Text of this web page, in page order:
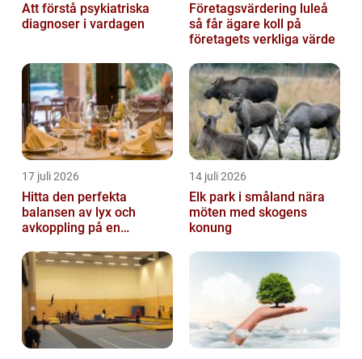
Att förstå psykiatriska
diagnoser i vardagen
Företagsvärdering luleå
så får ägare koll på
företagets verkliga värde
17 juli 2026
Hitta den perfekta
balansen av lyx och
avkoppling på en
Östermalm
14 juli 2026
Elk park i småland nära
möten med skogens
konung